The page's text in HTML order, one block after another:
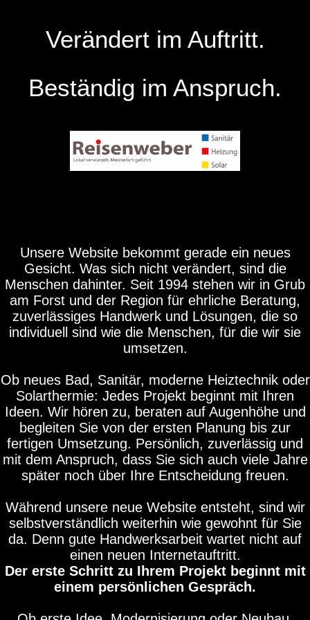
Verändert im Auftritt.
Beständig im Anspruch.
Unsere Website bekommt gerade ein neues
Gesicht. Was sich nicht verändert, sind die
Menschen dahinter. Seit 1994 stehen wir in Grub
am Forst und der Region für ehrliche Beratung,
zuverlässiges Handwerk und Lösungen, die so
individuell sind wie die Menschen, für die wir sie
umsetzen.
Ob neues Bad, Sanitär, moderne Heiztechnik oder
Solarthermie: Jedes Projekt beginnt mit Ihren
Ideen. Wir hören zu, beraten auf Augenhöhe und
begleiten Sie von der ersten Planung bis zur
fertigen Umsetzung. Persönlich, zuverlässig und
mit dem Anspruch, dass Sie sich auch viele Jahre
später noch über Ihre Entscheidung freuen.
Während unsere neue Website entsteht, sind wir
selbstverständlich weiterhin wie gewohnt für Sie
da. Denn gute Handwerksarbeit wartet nicht auf
einen neuen Internetauftritt.
Der erste Schritt zu Ihrem Projekt beginnt mit
einem persönlichen Gespräch.